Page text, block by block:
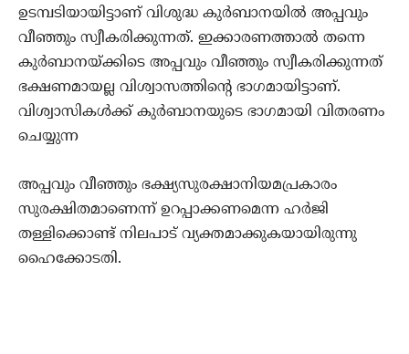
ഉടമ്പടിയായിട്ടാണ് വിശുദ്ധ കുര്‍ബാനയില്‍ അപ്പവും
വീഞ്ഞും സ്വീകരിക്കുന്നത്. ഇക്കാരണത്താല്‍ തന്നെ
കുര്‍ബാനയ്ക്കിടെ അപ്പവും വീഞ്ഞും സ്വീകരിക്കുന്നത്
ഭക്ഷണമായല്ല വിശ്വാസത്തിന്റെ ഭാഗമായിട്ടാണ്.
വിശ്വാസികള്‍ക്ക് കുര്‍ബാനയുടെ ഭാഗമായി വിതരണം
ചെയ്യുന്ന
അപ്പവും വീഞ്ഞും ഭക്ഷ്യസുരക്ഷാനിയമപ്രകാരം
സുരക്ഷിതമാണെന്ന് ഉറപ്പാക്കണമെന്ന ഹര്‍ജി
തള്ളിക്കൊണ്ട് നിലപാട് വ്യക്തമാക്കുകയായിരുന്നു
ഹൈക്കോടതി.